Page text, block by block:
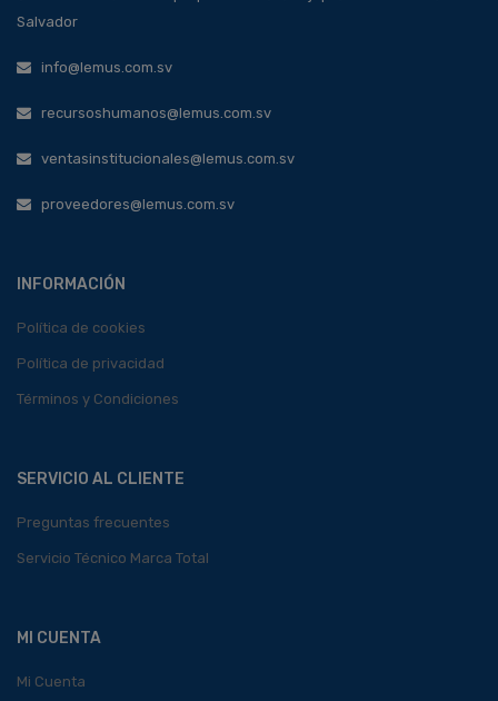
Salvador
info@lemus.com.sv
recursoshumanos@lemus.com.sv
ventasinstitucionales@lemus.com.sv
proveedores@lemus.com.sv
INFORMACIÓN
Política de cookies
Política de privacidad
Términos y Condiciones
SERVICIO AL CLIENTE
Preguntas frecuentes
Servicio Técnico Marca Total
MI CUENTA
Mi Cuenta